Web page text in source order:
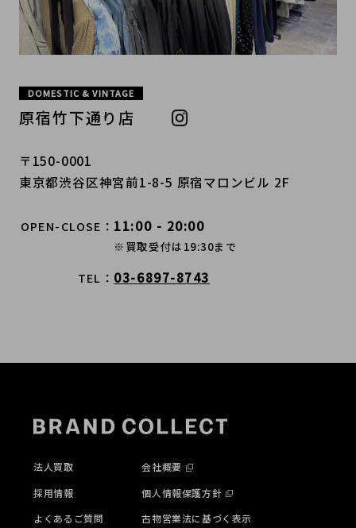
DOMESTIC & VINTAGE
原宿竹下通り店
〒150-0001
東京都渋谷区神宮前1-8-5 原宿マロンビル 2F
OPEN-CLOSE 11:00 - 20:00
※買取受付は19:30まで
TEL 03-6897-8743
法人買取
採用情報
よくあるご質問
会社概要
個人情報保護方針
古物営業法に基づく表示